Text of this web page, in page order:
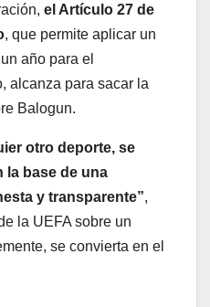
el Artículo 27 de
, que permite aplicar un
año para el
alcanza para sacar la
Balogun.
otro deporte, se
la base de una
y transparente”,
la UEFA sobre un
se convierta en el